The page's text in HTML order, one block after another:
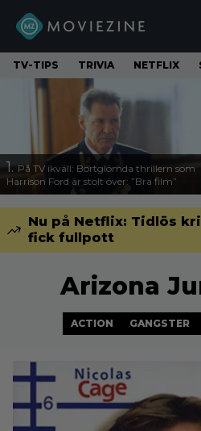
TV-TIPS TRIVIA NETFLIX
1. På TV ikväll: Bortglömda thrillern som
Harrison Ford är stolt över: ”Bra film”
Nu på Netflix: Tidlös
fick fullpott
Arizona
ACTION GANGSTER